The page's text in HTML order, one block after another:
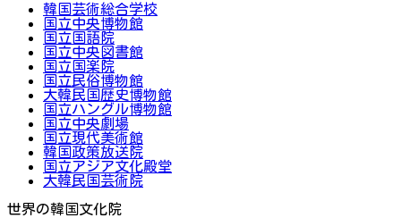
韓国芸術総合学校
国立中央博物館
国立国語院
国立中央図書館
国立国楽院
国立民俗博物館
大韓民国歴史博物館
国立ハングル博物館
国立中央劇場
国立現代美術館
韓国政策放送院
国立アジア文化殿堂
大韓民国芸術院
世界の韓国文化院